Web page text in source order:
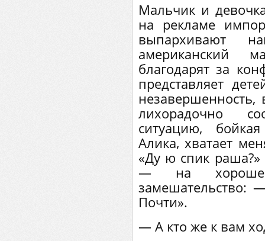
Мальчик и
на рекламе
выпархивают
американский
благодарят за
представляет
лихорадочно
ситуацию,
Алика, хватает
«Ду ю спик
— на
замешательство:
Почти».
— А кто же к вам